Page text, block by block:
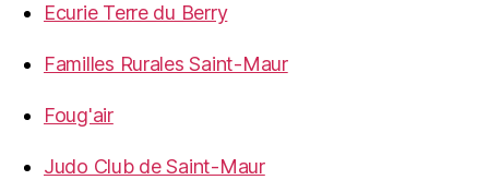
Ecurie Terre du Berry
Familles Rurales Saint-Maur
Foug'air
Judo Club de Saint-Maur